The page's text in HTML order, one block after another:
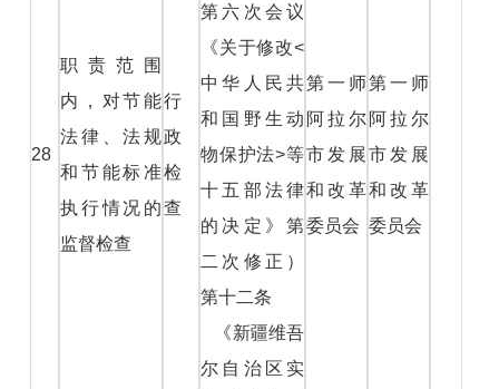
28
职责范围
内，对节能
法律、法规
和节能标准
执行情况的
监督检查
行
政
检
查
第六次会议
《关于修改<
中华人民共
和国野生动
物保护法>等
十五部法律
的决定》第
二次修正）
第十二条
《新疆维吾
尔自治区实
第一师
阿拉尔
市发展
和改革
委员会
第一师
阿拉尔
市发展
和改革
委员会